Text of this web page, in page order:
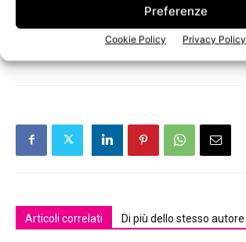
Preferenze
Cookie Policy Privacy Policy
Articoli correlati Di più dello stesso autore